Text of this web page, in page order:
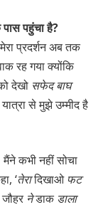
पहुंचा है?
प्रदर्शन अब तक
रह गया क्योंकि
देखो सफेद बाघ
से मुझे उम्मीद है
कभी नहीं सोचा
‘तेरादिखाओ फट
नेडाक डाला